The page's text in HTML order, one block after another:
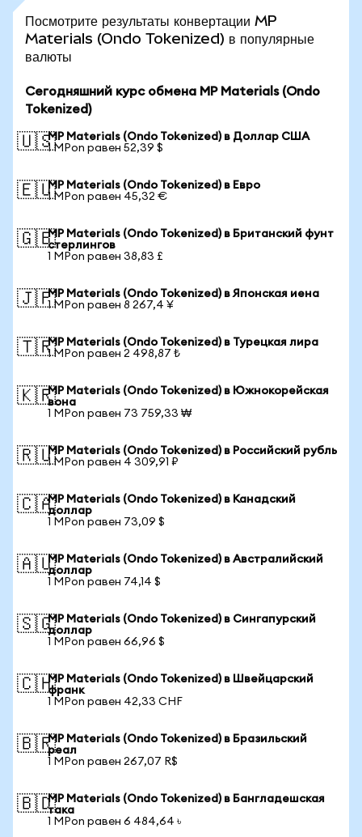
Посмотрите результаты конвертации MP
Materials (Ondo Tokenized) в популярные
валюты
Сегодняшний курс обмена MP Materials (Ondo
Tokenized)
🇺🇸MP Materials (Ondo Tokenized) в Доллар США
1 MPon равен 52,39 $
🇪🇺MP Materials (Ondo Tokenized) в Евро
1 MPon равен 45,32 €
🇬🇧MP Materials (Ondo Tokenized) в Британский фунт
стерлингов
1 MPon равен 38,83 £
🇯🇵MP Materials (Ondo Tokenized) в Японская иена
1 MPon равен 8 267,4 ¥
🇹🇷MP Materials (Ondo Tokenized) в Турецкая лира
1 MPon равен 2 498,87 ₺
🇰🇷MP Materials (Ondo Tokenized) в Южнокорейская
вона
1 MPon равен 73 759,33 ₩
🇷🇺MP Materials (Ondo Tokenized) в Российский рубль
1 MPon равен 4 309,91 ₽
🇨🇦MP Materials (Ondo Tokenized) в Канадский
доллар
1 MPon равен 73,09 $
🇦🇺MP Materials (Ondo Tokenized) в Австралийский
доллар
1 MPon равен 74,14 $
🇸🇬MP Materials (Ondo Tokenized) в Сингапурский
доллар
1 MPon равен 66,96 $
🇨🇭MP Materials (Ondo Tokenized) в Швейцарский
франк
1 MPon равен 42,33 CHF
🇧🇷MP Materials (Ondo Tokenized) в Бразильский
реал
1 MPon равен 267,07 R$
🇧🇩MP Materials (Ondo Tokenized) в Бангладешская
така
1 MPon равен 6 484,64 ৳